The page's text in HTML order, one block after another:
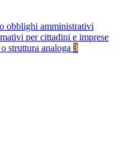
obblighi amministrativi
per cittadini e imprese
struttura analoga 3